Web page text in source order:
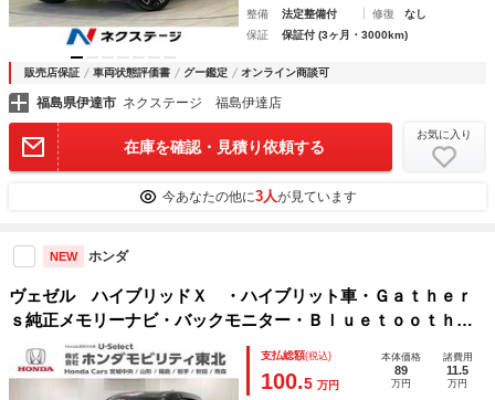
整備
法定整備付 修復
なし
保証
保証付 (3ヶ月・3000km)
販売店保証 車両状態評価書 グー鑑定 オンライン商談可
福島県伊達市 ネクステージ 福島伊達店
在庫を確認・見積り依頼する
お気に入り
今あなたの他に3人が見ています
NEW ホンダ
ヴェゼル ハイブリッドＸ ・ハイブリット車・Ｇａｔｈｅｒ
ｓ純正メモリーナビ・バックモニター・Ｂｌｕｅｔｏｏｔｈ接
続・ＬＥＤヘッドライト・アルミホイール・パドルシフト・ス
マートキー・衝突安全ボディ・パワーステアリング クルーズ
支払総額(税込)
100.5 万円
本体価格
89
万円
諸費用
11.5
万円